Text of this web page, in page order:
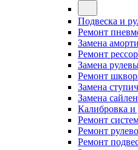
Подвеска и
Ремонт
Замена
Ремонт
Замена
Ремонт
Замена
Замена
Калибровка и
Ремонт
Ремонт
Ремонт